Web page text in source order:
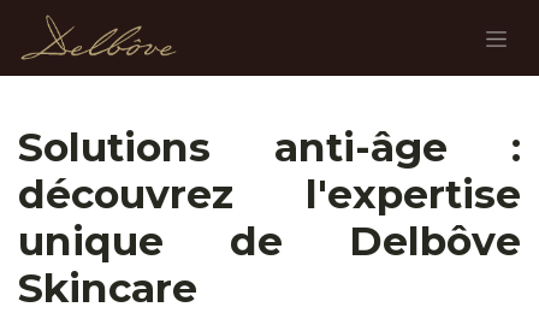
Se rendre au contenu
Solutions anti-âge :
découvrez l'expertise
unique de Delbôve
Skincare